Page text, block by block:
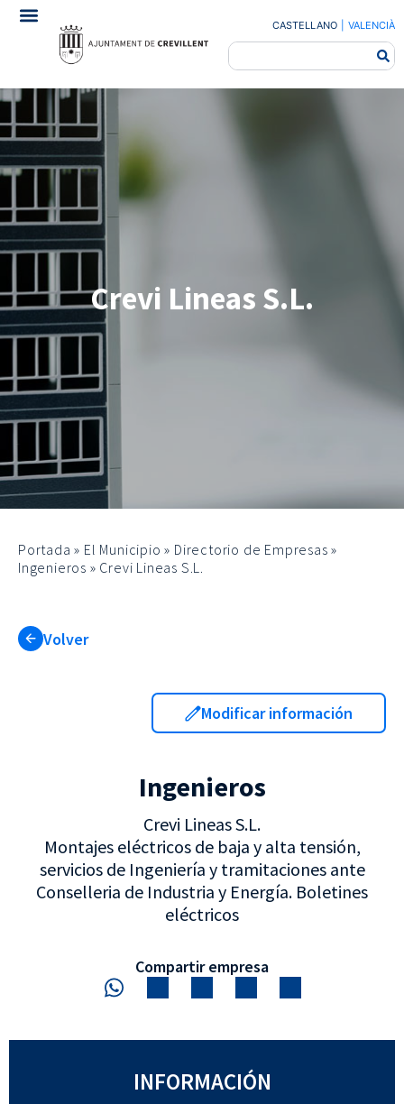
CASTELLANO VALENCIÀ
Crevi Lineas S.L.
Portada » El Municipio » Directorio de Empresas »
Ingenieros » Crevi Lineas S.L.
Volver
Modificar información
Ingenieros
Crevi Lineas S.L.
Montajes eléctricos de baja y alta tensión,
servicios de Ingeniería y tramitaciones ante
Conselleria de Industria y Energía. Boletines
eléctricos
Compartir empresa
INFORMACIÓN